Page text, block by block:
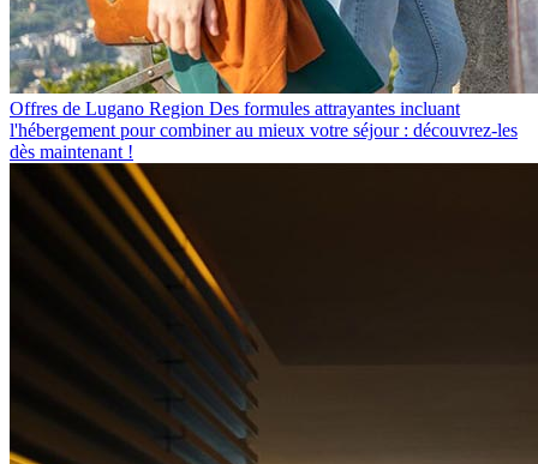
Offres de Lugano Region Des formules attrayantes incluant
l'hébergement pour combiner au mieux votre séjour : découvrez-les
dès maintenant !